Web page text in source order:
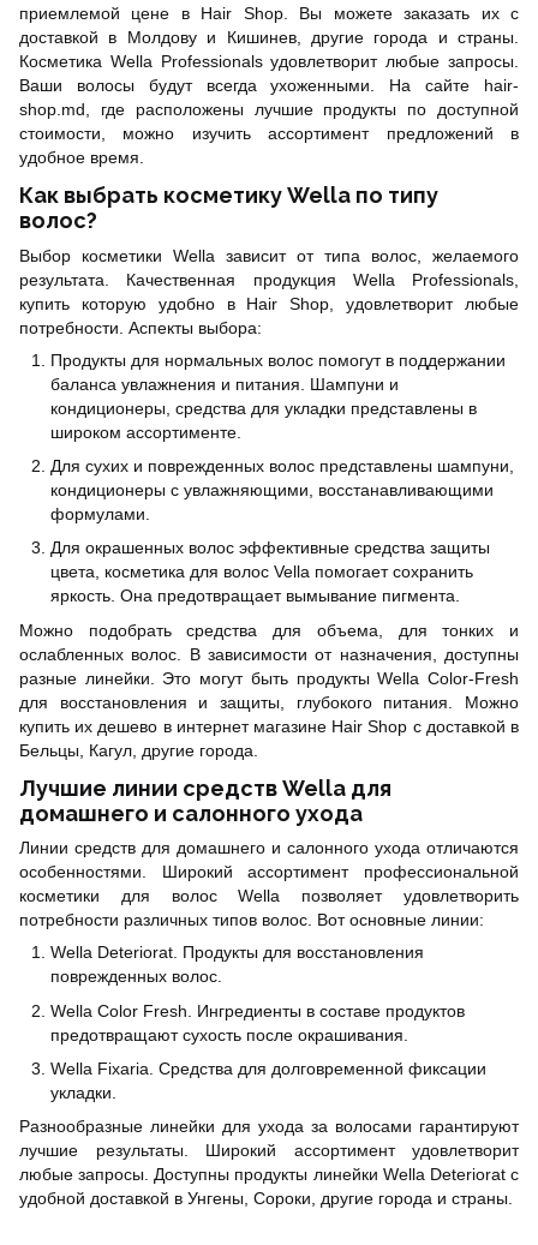
приемлемой цене в Hair Shop. Вы можете заказать их с
доставкой в Молдову и Кишинев, другие города и страны.
Косметика Wella Professionals удовлетворит любые запросы.
Ваши волосы будут всегда ухоженными. На сайте hair-
shop.md , где расположены лучшие продукты по доступной
стоимости, можно изучить ассортимент предложений в
удобное время.
Как выбрать косметику Wella по типу
волос?
Выбор косметики Wella зависит от типа волос, желаемого
результата. Качественная продукция Wella Professionals,
купить которую удобно в Hair Shop, удовлетворит любые
потребности. Аспекты выбора:
Продукты для нормальных волос помогут в поддержании
баланса увлажнения и питания. Шампуни и
кондиционеры, средства для укладки представлены в
широком ассортименте.
Для сухих и поврежденных волос представлены шампуни,
кондиционеры с увлажняющими, восстанавливающими
формулами.
Для окрашенных волос эффективные средства защиты
цвета, косметика для волос Vella помогает сохранить
яркость. Она предотвращает вымывание пигмента.
Можно подобрать средства для объема, для тонких и
ослабленных волос. В зависимости от назначения, доступны
разные линейки. Это могут быть продуктыWella Color-Fresh
для восстановления и защиты, глубокого питания. Можно
купить их дешево в интернет магазине Hair Shop с доставкой в
Бельцы, Кагул, другие города.
Лучшие линии средств Wella для
домашнего и салонного ухода
Линии средств для домашнего и салонного ухода отличаются
особенностями. Широкий ассортимент профессиональной
косметики для волос Wella позволяет удовлетворить
потребности различных типов волос. Вот основные линии:
Wella Deteriorat. Продукты для восстановления
поврежденных волос.
Wella Color Fresh. Ингредиенты в составе продуктов
предотвращают сухость после окрашивания.
Wella Fixaria. Средства для долговременной фиксации
укладки.
Разнообразные линейки для ухода за волосами гарантируют
лучшие результаты. Широкий ассортимент удовлетворит
любые запросы. Доступны продукты линейки Wella Deterioratс
удобной доставкой в Унгены, Сороки, другие города и страны.